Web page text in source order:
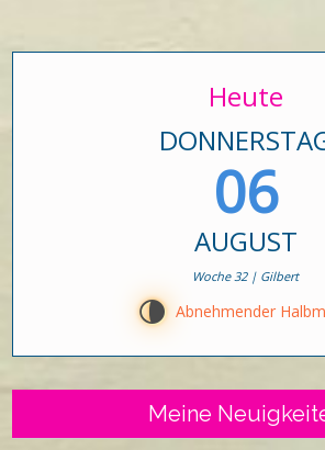
Heute
06
AUGUST
Woche 32 | Gilbert
U Abnehmender
Meine